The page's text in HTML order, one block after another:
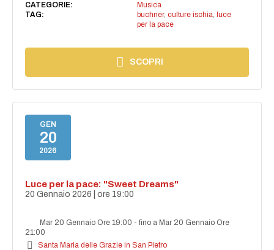
CATEGORIE:
Musica
TAG:
buchner, culture ischia, luce
per la pace
SCOPRI
GEN
20
2026
Luce per la pace: "Sweet Dreams"
20 Gennaio 2026 | ore 19:00
Mar 20 Gennaio Ore 19:00 -fino a Mar 20 Gennaio Ore
21:00
Santa Maria delle Grazie in San Pietro